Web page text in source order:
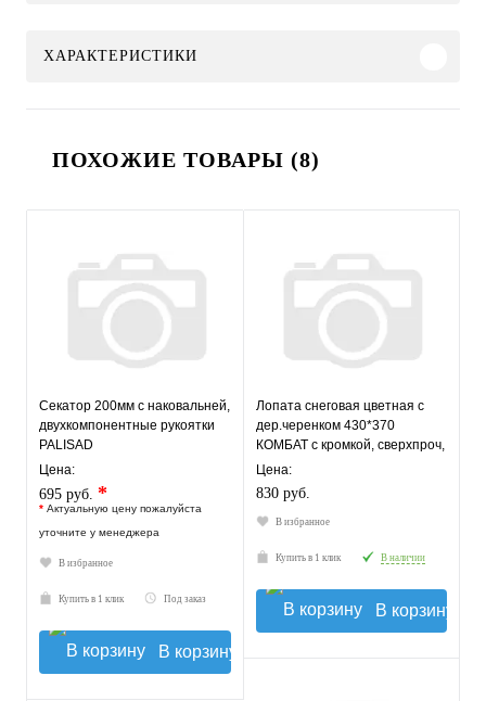
ХАРАКТЕРИСТИКИ
ПОХОЖИЕ ТОВАРЫ (8)
Секатор 200мм с наковальней,
двухкомпонентные рукоятки
PALISAD
Цена:
695 руб. *
* Актуальную цену пожалуйста
уточните у менеджера
В избранное
Купить в 1 клик Под заказ
В корзину
Лопата снеговая цветная с
дер.черенком 430*370
КОМБАТ с кромкой, сверхпроч,
усилен. Нижнекамск
Цена:
830 руб.
В избранное
Купить в 1 клик В наличии
В корзину